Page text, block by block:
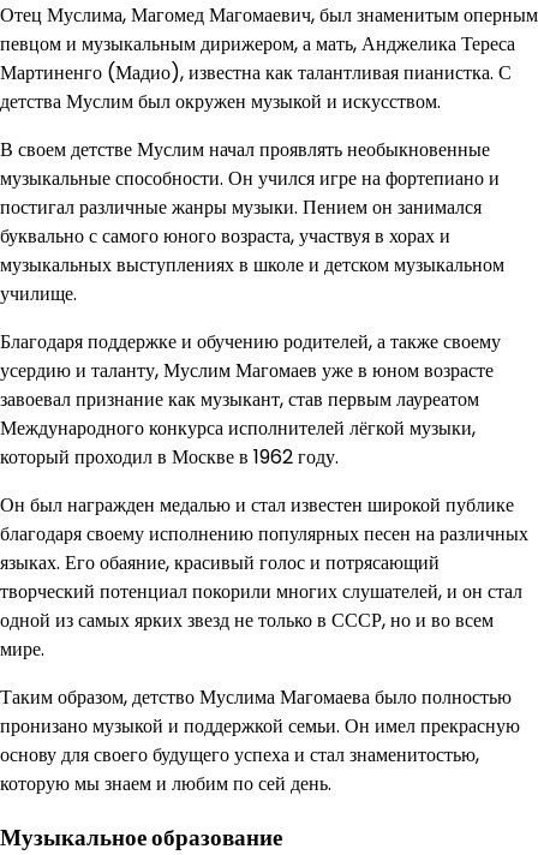
Отец Муслима, Магомед Магомаевич, был знаменитым оперным
певцом и музыкальным дирижером, а мать, Анджелика Тереса
Мартиненго (Мадио), известна как талантливая пианистка. С
детства Муслим был окружен музыкой и искусством.
В своем детстве Муслим начал проявлять необыкновенные
музыкальные способности. Он учился игре на фортепиано и
постигал различные жанры музыки. Пением он занимался
буквально с самого юного возраста, участвуя в хорах и
музыкальных выступлениях в школе и детском музыкальном
училище.
Благодаря поддержке и обучению родителей, а также своему
усердию и таланту, Муслим Магомаев уже в юном возрасте
завоевал признание как музыкант, став первым лауреатом
Международного конкурса исполнителей лёгкой музыки,
который проходил в Москве в 1962 году.
Он был награжден медалью и стал известен широкой публике
благодаря своему исполнению популярных песен на различных
языках. Его обаяние, красивый голос и потрясающий
творческий потенциал покорили многих слушателей, и он стал
одной из самых ярких звезд не только в СССР, но и во всем
мире.
Таким образом, детство Муслима Магомаева было полностью
пронизано музыкой и поддержкой семьи. Он имел прекрасную
основу для своего будущего успеха и стал знаменитостью,
которую мы знаем и любим по сей день.
Музыкальное образование